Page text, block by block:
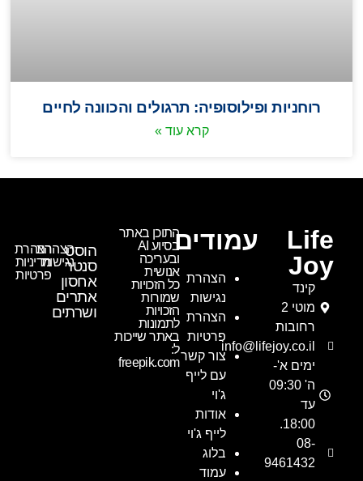
רוחניות ופילוסופיה: תרגולים והכוונה לחיים
קרא עוד »
Life
Joy
קינד
מוטי 2
רחובות
info@lifejoy.co.il
ימים א'-
ה' 09:30
עד
18:00.
08-
9461432
עמודים
הצהרת
נגישות
הצהרת
פרטיות
צור קשר
עם לייף
ג'וי
אודות
לייף ג'וי
בלוג
עמוד
התוכן באתר
בסיוע AI
ובעריכה
אנושית
כל הזכויות
שמורות
הזכויות
לתמונות
באתר שייכות
ל:
freepik.com
הצהרת
מדיניות
פרטיות
הצהרת
נגישות
הוסט
סנטר
אחסון
אתרים
ושרתים